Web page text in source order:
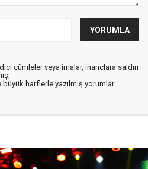
cümleler veya imalar, inançlara saldırı
harflerle yazılmış yorumlar